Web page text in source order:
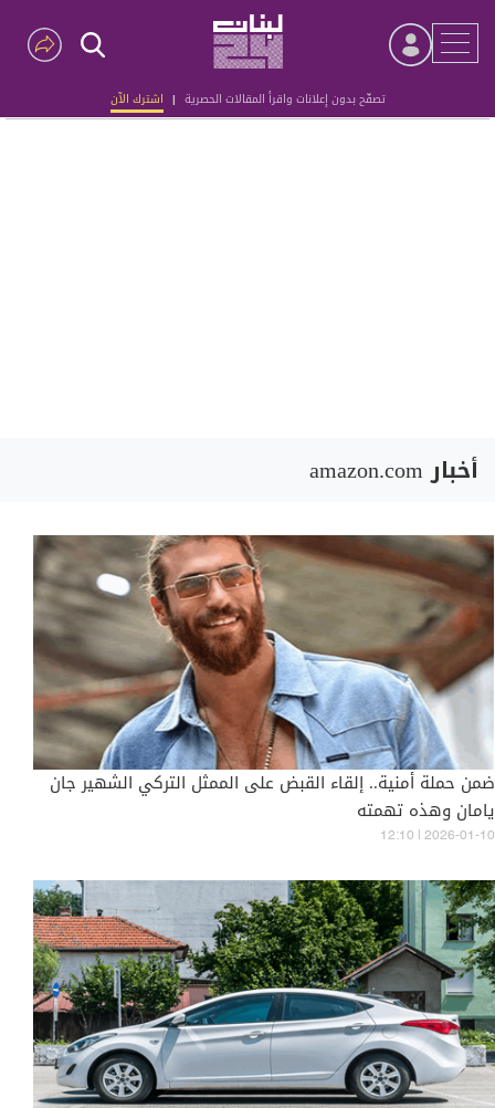
تصفّح بدون إعلانات واقرأ المقالات الحصرية | اشترك الآن
Advertisement
أخبار amazon.com
ضمن حملة أمنية.. إلقاء القبض على الممثل التركي الشهير جان
يامان وهذه تهمته
12:10 | 2026-01-10